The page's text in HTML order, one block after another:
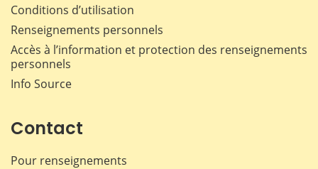
Conditions d’utilisation
Renseignements personnels
Accès à l’information et protection des renseignements
personnels
Info Source
Contact
Pour renseignements